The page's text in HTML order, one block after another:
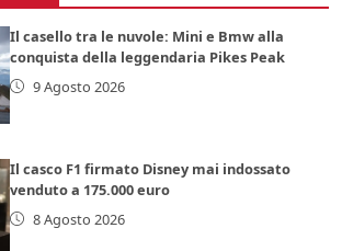
Il casello tra le nuvole: Mini e Bmw alla
conquista della leggendaria Pikes Peak
9 Agosto 2026
Il casco F1 firmato Disney mai indossato
venduto a 175.000 euro
8 Agosto 2026